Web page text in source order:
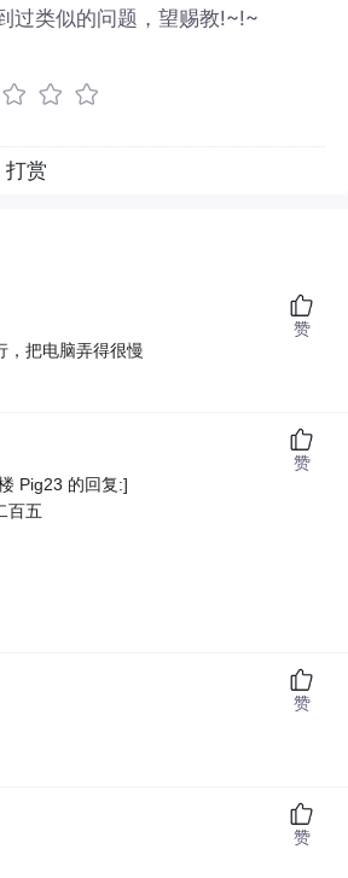
过类似的问题，望赐教!~!~
打赏
，把电脑弄得很慢
赞
Pig23 的回复:]
百五
赞
赞
赞